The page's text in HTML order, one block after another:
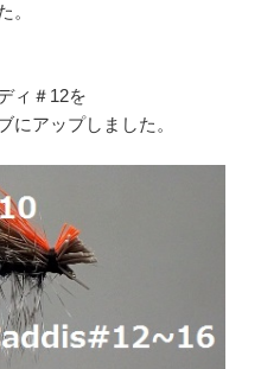
。
ィ＃12を
にアップしました。